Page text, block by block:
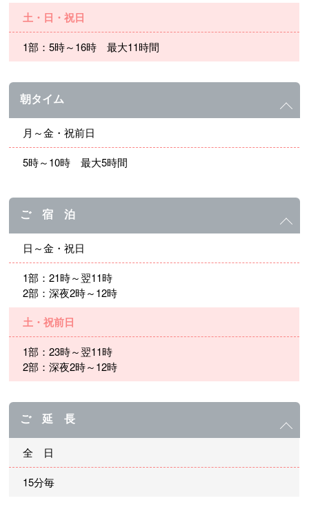
土・日・祝日
1部：5時～16時 最大11時間
朝タイム
月～金・祝前日
5時～10時 最大5時間
ご 宿 泊
日～金・祝日
1部：21時～翌11時
2部：深夜2時～12時
土・祝前日
1部：23時～翌11時
2部：深夜2時～12時
ご 延 長
全 日
15分毎